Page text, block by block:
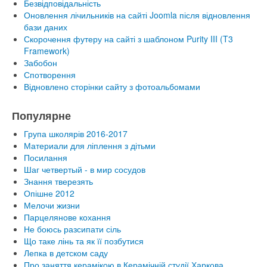
Безвідповідальність
Оновлення лічильників на сайті Joomla після відновлення
бази даних
Скорочення футеру на сайті з шаблоном Purity III (T3
Framework)
Забобон
Спотворення
Відновлено сторінки сайту з фотоальбомами
Популярне
Група школярів 2016-2017
Материали для ліплення з дітьми
Посилання
Шаг четвертый - в мир сосудов
Знання тверезять
Опішне 2012
Мелочи жизни
Парцелянове кохання
Не боюсь разсипати сіль
Що таке лінь та як її позбутися
Лепка в детском саду